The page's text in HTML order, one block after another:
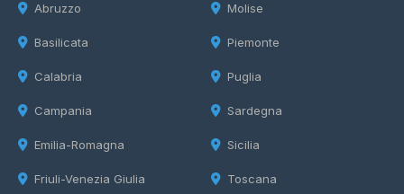
Abruzzo
Basilicata
Calabria
Campania
Emilia-Romagna
Friuli-Venezia Giulia
Molise
Piemonte
Puglia
Sardegna
Sicilia
Toscana